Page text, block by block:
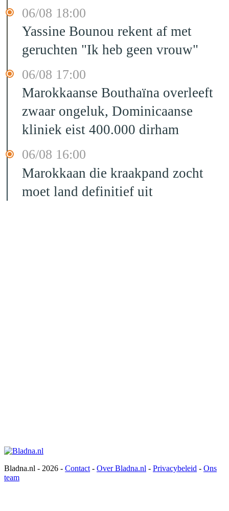
06/08 18:00
Yassine Bounou rekent af met
geruchten "Ik heb geen vrouw"
06/08 17:00
Marokkaanse Bouthaïna overleeft
zwaar ongeluk, Dominicaanse
kliniek eist 400.000 dirham
06/08 16:00
Marokkaan die kraakpand zocht
moet land definitief uit
Bladna.nl - 2026 - Contact - Over Bladna.nl - Privacybeleid - Ons
team